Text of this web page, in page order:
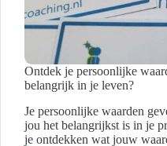
Ontdek je persoonlijke
belangrijk in je leven?
Je persoonlijke waarden
jou het belangrijkst is in je
je ontdekken wat jouw